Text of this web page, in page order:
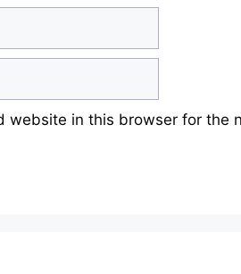
website in this browser for the